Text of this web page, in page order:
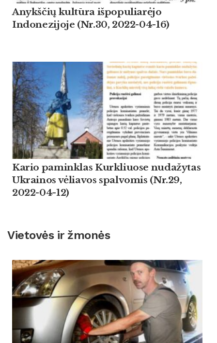
Anykščių kultūra išpopuliarėjo
Indonezijoje (Nr.30, 2022-04-16)
Kario paminklas Kurkliuose nudažytas
Ukrainos vėliavos spalvomis (Nr.29,
2022-04-12)
Vietovės ir žmonės